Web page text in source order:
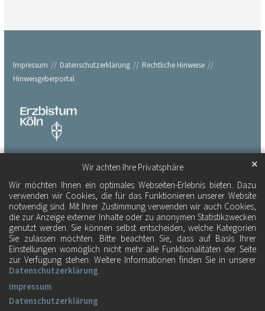
Wir achten Ihre Privatsphäre
Wir möchten Ihnen ein optimales Webseiten-Erlebnis bieten. Dazu
verwenden wir Cookies, die für das Funktionieren unserer Website
notwendig sind. Mit Ihrer Zustimmung verwenden wir auch Cookies,
die zur Anzeige externer Inhalte oder zu anonymen Statistikzwecken
genutzt werden. Sie können selbst entscheiden, welche Kategorien
Sie zulassen möchten. Bitte beachten Sie, dass auf Basis Ihrer
Einstellungen womöglich nicht mehr alle Funktionalitäten der Seite
zur Verfügung stehen. Weitere Informationen finden Sie in unserer
Datenschutzerklärung.
✕
Impressum
Datenschutzerklärung
Impressum Datenschutzerklärung
Rechtliche Hinweise
Hinweisgeberportal